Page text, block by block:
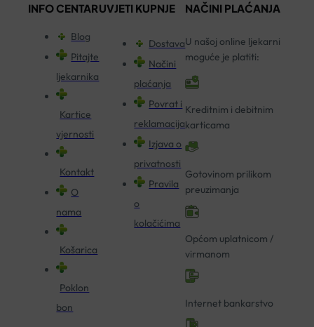
INFO CENTAR
Blog
Pitajte
ljekarnika
Kartice
vjernosti
Kontakt
O
nama
Košarica
Poklon
bon
UVJETI KUPNJE
Dostava
Načini
plaćanja
Povrat i
reklamacija
Izjava o
privatnosti
Pravila
o
kolačićima
NAČINI PLAĆANJA
U našoj online ljekarni
moguće je platiti:
Kreditnim i debitnim
karticama
Gotovinom prilikom
preuzimanja
Općom uplatnicom /
virmanom
Internet bankarstvo